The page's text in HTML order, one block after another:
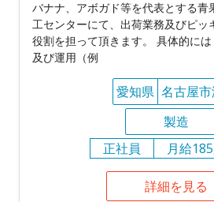
バナナ、アボガド等を代表とする青
工センターにて、出荷業務及びピッ
役割を担って頂きます。 具体的に
及び運用（例
愛知県 名古屋
製造
正社員
月給
詳細を見る